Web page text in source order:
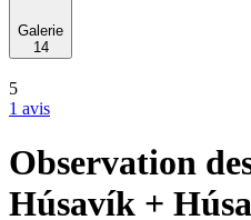
Galerie
14
5
1 avis
Observation
Húsavík +